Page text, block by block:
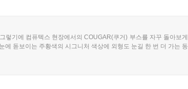
기에 컴퓨텍스 현장에서의 COUGAR(쿠거) 부스를 자꾸 돌아보게
돋보이는 주황색의 시그니처 색상에 외형도 눈길 한 번 더 가는 동